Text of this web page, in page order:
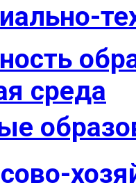
среда